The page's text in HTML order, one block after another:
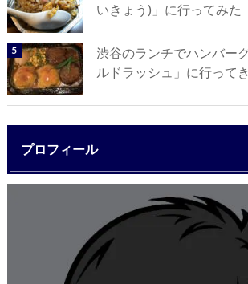
いきょう)」に行ってみた
渋谷のランチでハンバー
ルドラッシュ」に行って
プロフィール